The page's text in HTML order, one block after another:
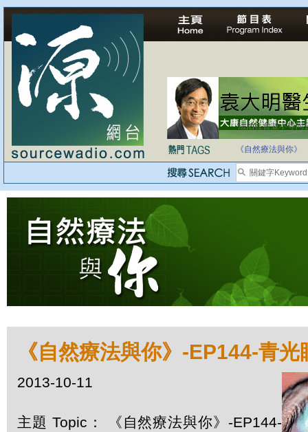
法治社會並不等同
《自然療法與你》
《自然療法與你》-EP144-青光
2013-10-11
主題 Topic： 《自然療法與你》-EP144-